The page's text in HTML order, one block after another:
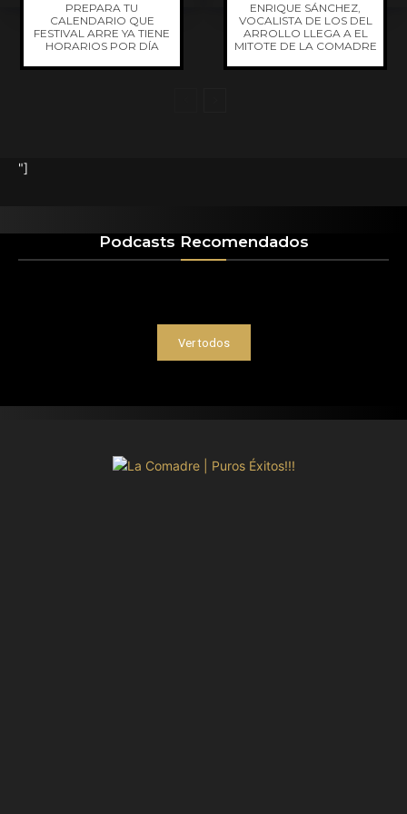
PREPARA TU
CALENDARIO QUE
FESTIVAL ARRE YA TIENE
HORARIOS POR DÍA
ENRIQUE SÁNCHEZ,
VOCALISTA DE LOS DEL
ARROLLO LLEGA A EL
MITOTE DE LA COMADRE
"]
Podcasts Recomendados
Ver todos